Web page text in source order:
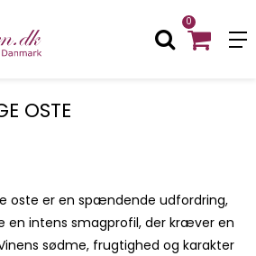
0
OSTE
oste er en spændende udfordring,
en intens smagprofil, der kræver en
sødme, frugtighed og karakter